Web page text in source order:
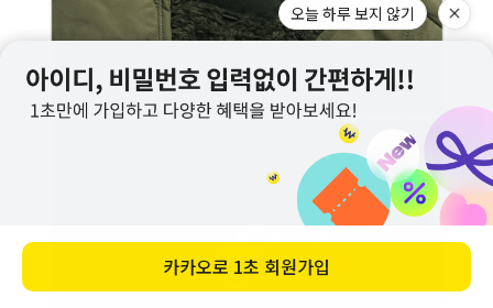
오늘 하루 보지 않기
카카오로 1초 회원가입